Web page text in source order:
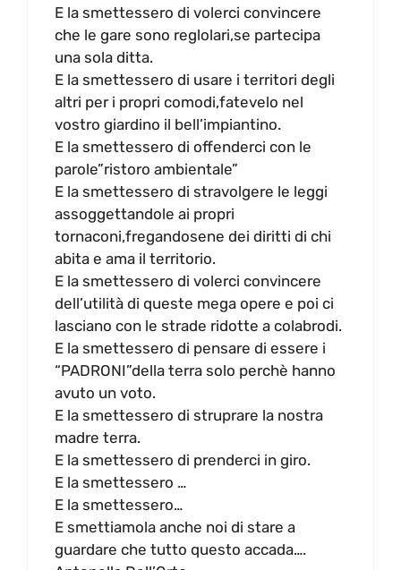
E la smettessero di volerci convincere
che le gare sono reglolari,se partecipa
una sola ditta.
E la smettessero di usare i territori degli
altri per i propri comodi,fatevelo nel
vostro giardino il bell’impiantino.
E la smettessero di offenderci con le
parole”ristoro ambientale”
E la smettessero di stravolgere le leggi
assoggettandole ai propri
tornaconi,fregandosene dei diritti di chi
abita e ama il territorio.
E la smettessero di volerci convincere
dell’utilità di queste mega opere e poi ci
lasciano con le strade ridotte a colabrodi.
E la smettessero di pensare di essere i
“PADRONI”della terra solo perchè hanno
avuto un voto.
E la smettessero di struprare la nostra
madre terra.
E la smettessero di prenderci in giro.
E la smettessero …
E la smettessero…
E smettiamola anche noi di stare a
guardare che tutto questo accada….